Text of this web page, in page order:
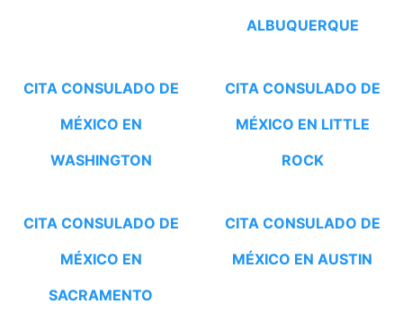
ALBUQUERQUE
CITA CONSULADO DE
MÉXICO EN
WASHINGTON
CITA CONSULADO DE
MÉXICO EN LITTLE
ROCK
CITA CONSULADO DE
MÉXICO EN
SACRAMENTO
CITA CONSULADO DE
MÉXICO EN AUSTIN